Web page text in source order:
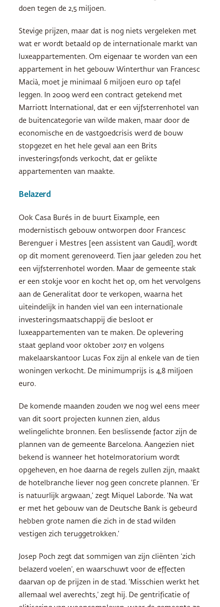
doen tegen de 2,5 miljoen.
Stevige prijzen, maar dat is nog niets vergeleken met
wat er wordt betaald op de internationale markt van
luxeappartementen. Om eigenaar te worden van een
appartement in het gebouw Winterthur van Francesc
Macià, moet je minimaal 6 miljoen euro op tafel
leggen. In 2009 werd een contract getekend met
Marriott International, dat er een vijfsterrenhotel van
de buitencategorie van wilde maken, maar door de
economische en de vastgoedcrisis werd de bouw
stopgezet en het hele geval aan een Brits
investeringsfonds verkocht, dat er gelikte
appartementen van maakte.
Belazerd
Ook Casa Burés in de buurt Eixample, een
modernistisch gebouw ontworpen door Francesc
Berenguer i Mestres [een assistent van Gaudí], wordt
op dit moment gerenoveerd. Tien jaar geleden zou het
een vijfsterrenhotel worden. Maar de gemeente stak
er een stokje voor en kocht het op, om het vervolgens
aan de Generalitat door te verkopen, waarna het
uiteindelijk in handen viel van een internationale
investeringsmaatschappij die besloot er
luxeappartementen van te maken. De oplevering
staat gepland voor oktober 2017 en volgens
makelaarskantoor Lucas Fox zijn al enkele van de tien
woningen verkocht. De minimumprijs is 4,8 miljoen
euro.
De komende maanden zouden we nog wel eens meer
van dit soort projecten kunnen zien, aldus
welingelichte bronnen. Een beslissende factor zijn de
plannen van de gemeente Barcelona. Aangezien niet
bekend is wanneer het hotelmoratorium wordt
opgeheven, en hoe daarna de regels zullen zijn, maakt
de hotelbranche liever nog geen concrete plannen. ‘Er
is natuurlijk argwaan,’ zegt Miquel Laborde. ‘Na wat
er met het gebouw van de Deutsche Bank is gebeurd
hebben grote namen die zich in de stad wilden
vestigen zich teruggetrokken.’
Josep Poch zegt dat sommigen van zijn cliënten ‘zich
belazerd voelen’, en waarschuwt voor de effecten
daarvan op de prijzen in de stad. ‘Misschien werkt het
allemaal wel averechts,’ zegt hij. De gentrificatie of